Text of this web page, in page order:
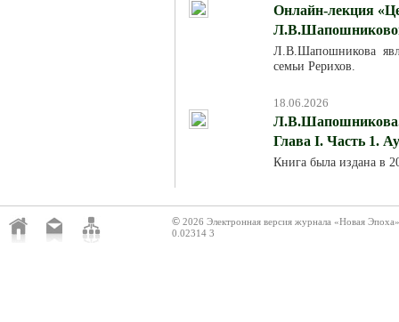
Онлайн-лекция
Л.В.Шапошникова
семьи Рерихов.
18.06.2026
Л.В.Шапошникова.
Глава I. Часть 1.
Книга была издана в
© 2026 Электронная версия журнала «Новая Эпоха»
0.02314 3